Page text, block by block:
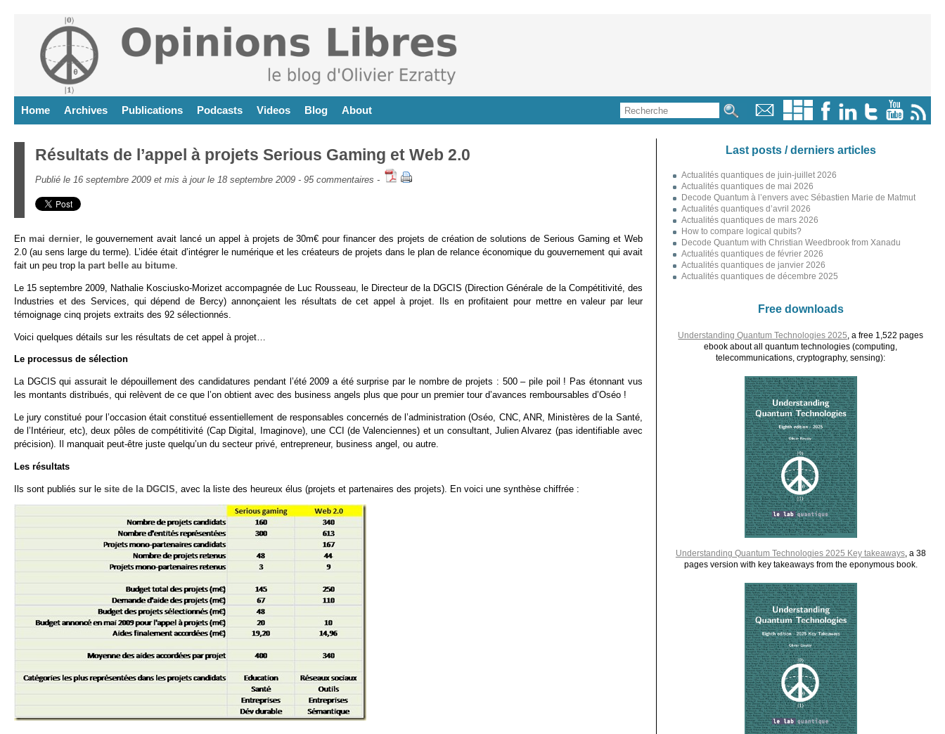
Home Archives Publications Podcasts Videos Blog About
Résultats de l’appel à projets Serious Gaming et Web 2.0
Publié le 16 septembre 2009 et mis à jour le 18 septembre 2009 - 95 commentaires -
En mai dernier, le gouvernement avait lancé un appel à projets de 30m€ pour financer des projets de création de solutions de Serious Gaming et Web
2.0 (au sens large du terme). L’idée était d’intégrer le numérique et les créateurs de projets dans le plan de relance économique du gouvernement qui avait
fait un peu trop la part belle au bitume.
Le 15 septembre 2009, Nathalie Kosciusko-Morizet accompagnée de Luc Rousseau, le Directeur de la DGCIS (Direction Générale de la Compétitivité, des
Industries et des Services, qui dépend de Bercy) annonçaient les résultats de cet appel à projet. Ils en profitaient pour mettre en valeur par leur
témoignage cinq projets extraits des 92 sélectionnés.
Voici quelques détails sur les résultats de cet appel à projet…
Le processus de sélection
La DGCIS qui assurait le dépouillement des candidatures pendant l’été 2009 a été surprise par le nombre de projets : 500 – pile poil ! Pas étonnant vus
les montants distribués, qui relèvent de ce que l’on obtient avec des business angels plus que pour un premier tour d’avances remboursables d’Oséo !
Le jury constitué pour l’occasion était constitué essentiellement de responsables concernés de l’administration (Oséo, CNC, ANR, Ministères de la Santé,
de l’Intérieur, etc), deux pôles de compétitivité (Cap Digital, Imaginove), une CCI (de Valenciennes) et un consultant, Julien Alvarez (pas identifiable avec
précision). Il manquait peut-être juste quelqu’un du secteur privé, entrepreneur, business angel, ou autre.
Les résultats
Ils sont publiés sur le site de la DGCIS , avec la liste des heureux élus (projets et partenaires des projets). En voici une synthèse chiffrée :
Last posts / derniers articles
Actualités quantiques de juin-juillet 2026
Actualités quantiques de mai 2026
Decode Quantum à l’envers avec Sébastien Marie de Matmut
Actualités quantiques d’avril 2026
Actualités quantiques de mars 2026
How to compare logical qubits?
Decode Quantum with Christian Weedbrook from Xanadu
Actualités quantiques de février 2026
Actualités quantiques de janvier 2026
Actualités quantiques de décembre 2025
Free downloads
Understanding Quantum Technologies 2025 , a free 1,522 pages
ebook about all quantum technologies (computing,
telecommunications, cryptography, sensing):
Understanding Quantum Technologies 2025 Key takeaways, a 38
pages version with key takeaways from the eponymous book.